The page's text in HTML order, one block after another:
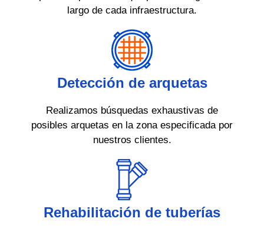
largo de cada infraestructura.
Detección de arquetas
Realizamos búsquedas exhaustivas de
posibles arquetas en la zona especificada por
nuestros clientes.
Rehabilitación de tuberías